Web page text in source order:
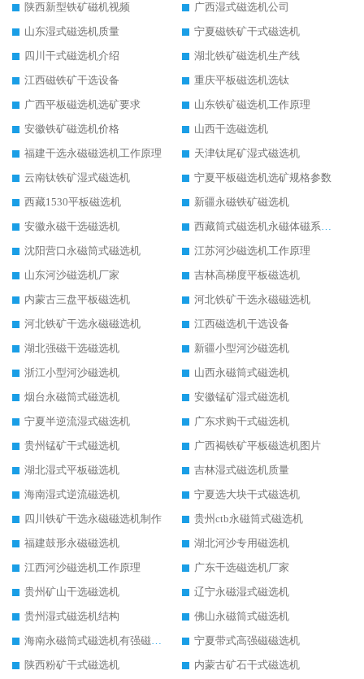
陕西新型铁矿磁机视频
广西湿式磁选机公司
山东湿式磁选机质量
宁夏磁铁矿干式磁选机
四川干式磁选机介绍
湖北铁矿磁选机生产线
江西磁铁矿干选设备
重庆平板磁选机选钛
广西平板磁选机选矿要求
山东铁矿磁选机工作原理
安徽铁矿磁选机价格
山西干选磁选机
福建干选永磁磁选机工作原理
天津钛尾矿湿式磁选机
云南钛铁矿湿式磁选机
宁夏平板磁选机选矿规格参数
西藏1530平板磁选机
新疆永磁铁矿磁选机
安徽永磁干选磁选机
西藏筒式磁选机永磁体磁系设计
沈阳营口永磁筒式磁选机
江苏河沙磁选机工作原理
山东河沙磁选机厂家
吉林高梯度平板磁选机
内蒙古三盘平板磁选机
河北铁矿干选永磁磁选机
河北铁矿干选永磁磁选机
江西磁选机干选设备
湖北强磁干选磁选机
新疆小型河沙磁选机
浙江小型河沙磁选机
山西永磁筒式磁选机
烟台永磁筒式磁选机
安徽锰矿湿式磁选机
宁夏半逆流湿式磁选机
广东求购干式磁选机
贵州锰矿干式磁选机
广西褐铁矿平板磁选机图片
湖北湿式平板磁选机
吉林湿式磁选机质量
海南湿式逆流磁选机
宁夏选大块干式磁选机
四川铁矿干选永磁磁选机制作
贵州ctb永磁筒式磁选机
福建鼓形永磁磁选机
湖北河沙专用磁选机
江西河沙磁选机工作原理
广东干选磁选机厂家
贵州矿山干选磁选机
辽宁永磁湿式磁选机
贵州湿式磁选机结构
佛山永磁筒式磁选机
海南永磁筒式磁选机有强磁的吗
宁夏带式高强磁磁选机
陕西粉矿干式磁选机
内蒙古矿石干式磁选机